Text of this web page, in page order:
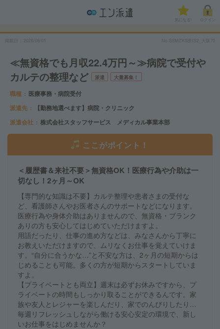
気になる!
2026/08/01 No.SSMZKS医IS2_大阪70
≪無資格でも月収22.4万円～≫病院で受付や
カルテの整理など
派遣 大量募集！
職種
医療事務・病院受付
派遣先
【勤務地選べます】病院・クリニック
派遣会社
株式会社スタッフサービス メディカル事業本部
ここがポイント！
＜履歴書＆来社不要＞無資格OK！医療行為や介助は一
切なし！2ヶ月～OK
【専門的な知識は不要】カルテ整理や患者さまの受付な
ど、看護師さんやお医者さんのサポートなどになります。
医療行為や身体介助はありませんので、無資格・ブランク
ありの方も安心してはじめていただけますよ。
用語だったり、仕事の進め方などは、みなさんから丁寧に
お教えいただけますので、ムリなくお仕事を覚えていけま
す。“自分に合うかな…”と不安な方は、2ヶ月の短期からは
じめることも可能。多くの方が短期からスタートしていま
すよ。
【プライベートとも両立】週末は必ずお休みですから、プ
ライベートの時間もしっかり取ることができるんです。家
族や友人とレジャーを楽しんだり、家でのんびりしたり…
毎週リフレッシュしながら働ける安心安定の環境で、新し
いお仕事をはじめませんか？